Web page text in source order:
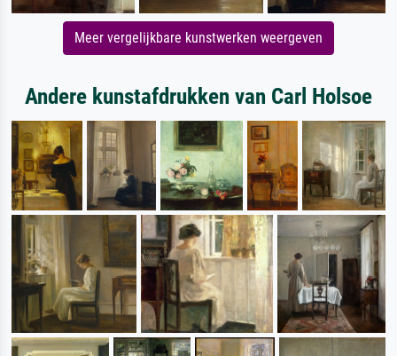
Meer vergelijkbare kunstwerken weergeven
Andere kunstafdrukken van Carl Holsoe